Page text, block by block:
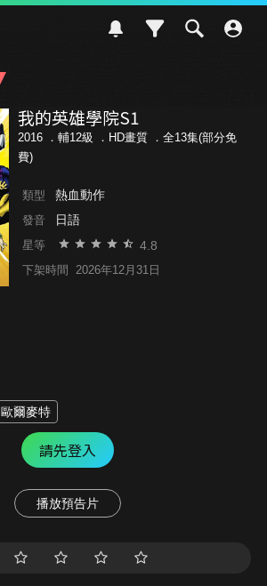
我的英雄學院S1
2016 ． 輔12級
．HD畫質 ．全13集(部分免
費)
類型 熱血動作
發音 日語
星等 4.8
下架時間 2026年12月31日
歐爾麥特
請先登入
播放預告片